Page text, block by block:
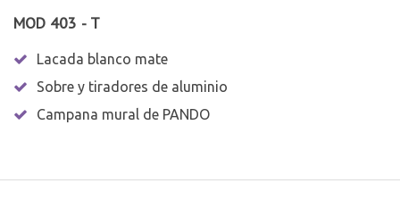
MOD 403 - T
Lacada blanco mate
Sobre y tiradores de aluminio
Campana mural de PANDO